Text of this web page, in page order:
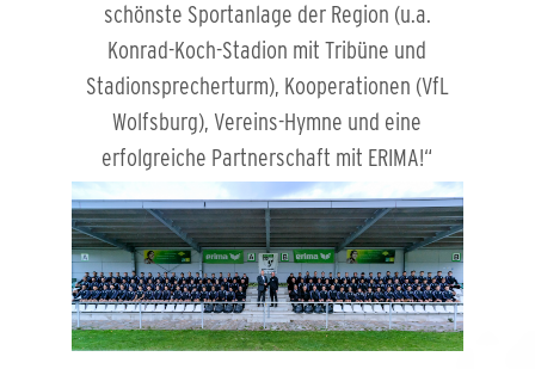
schönste Sportanlage der Region (u.a.
Konrad-Koch-Stadion mit Tribüne und
Stadionsprecherturm), Kooperationen (VfL
Wolfsburg), Vereins-Hymne und eine
erfolgreiche Partnerschaft mit ERIMA!“